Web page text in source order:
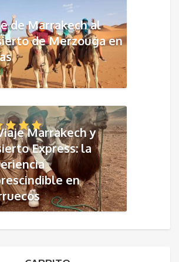
de Marrakech al
de Merzouga en
Marrakech y
Express: la
en